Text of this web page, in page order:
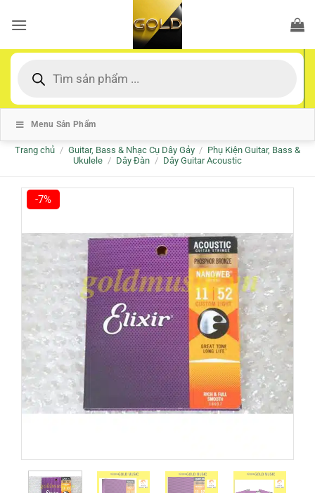
qua
dung
kiếm
Menu Sản Phẩm
Trang chủ / Guitar, Bass & Nhạc Cụ Dây Gảy / Phụ Kiện Guitar, Bass &
Ukulele / Dây Đàn / Dây Guitar Acoustic
-7%